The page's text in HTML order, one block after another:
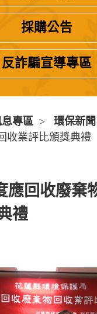
採購公告
反詐騙宣導專區
專區 > 環保新聞
收業評比頒獎典禮
應回收廢棄
禮